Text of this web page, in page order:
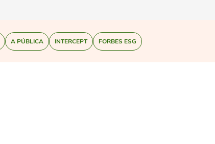
A PÚBLICA INTERCEPT FORBES ESG